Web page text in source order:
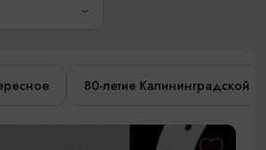
80-летие Калининградской